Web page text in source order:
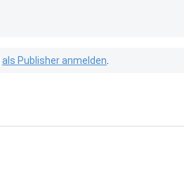
als Publisher anmelden